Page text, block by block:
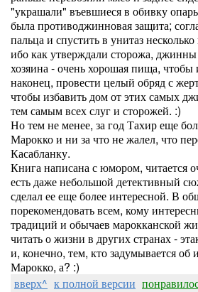
"украшали" въевшиеся в обивку
была противоджинновая защита;
пальца и спустить в унитаз
ибо как утверждали сторожа, джинны
хозяина - очень хорошая пища, чтобы
наконец, провести целый обряд с
чтобы избавить дом от этих самых
тем самым всех слуг и сторожей. :)
Но тем не менее, за год Тахир еще
Марокко и ни за что не жалел, что
Касабланку.
Книга написана с юмором, читается
есть даже небольшой детективный
сделал ее еще более интересной. В
порекомендовать всем, кому
традиций и обычаев марокканской
читать о жизни в других странах -
и, конечно, тем, кто задумывается
Марокко, а? :)
вверх^ к полной версии